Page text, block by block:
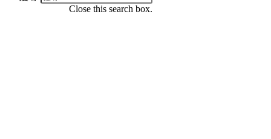
Close this search box.